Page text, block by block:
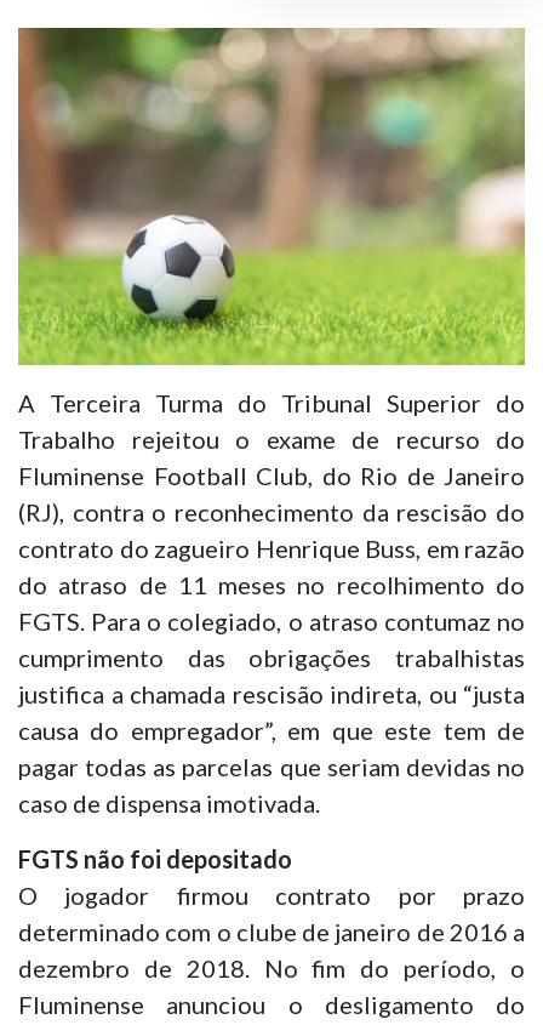
A Terceira Turma do Tribunal Superior do
Trabalho rejeitou o exame de recurso do
Fluminense Football Club, do Rio de Janeiro
(RJ), contra o reconhecimento da rescisão do
contrato do zagueiro Henrique Buss, em razão
do atraso de 11 meses no recolhimento do
FGTS. Para o colegiado, o atraso contumaz no
cumprimento das obrigações trabalhistas
justifica a chamada rescisão indireta, ou “justa
causa do empregador”, em que este tem de
pagar todas as parcelas que seriam devidas no
caso de dispensa imotivada.
FGTS não foi depositado
O jogador firmou contrato por prazo
determinado com o clube de janeiro de 2016 a
dezembro de 2018. No fim do período, o
Fluminense anunciou o desligamento do